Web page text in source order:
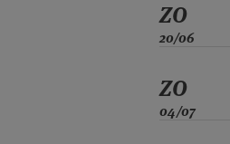
ZO
20/06
ZO
04/07